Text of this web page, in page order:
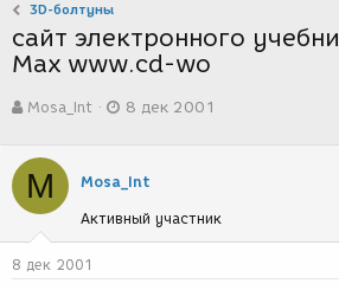
3D-болтуны
сайт электронного
Max www.cd-wo
в
о
р
т
е
м
ы
Mosa_Int
а
с
з
д
8 дек 2001
M Mosa_Int
Активный участник
8 дек 2001